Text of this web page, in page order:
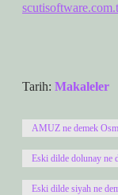
Tarih: Makaleler
AMUZ ne demek
Eski dilde dolunay ne
Eski dilde siyah ne